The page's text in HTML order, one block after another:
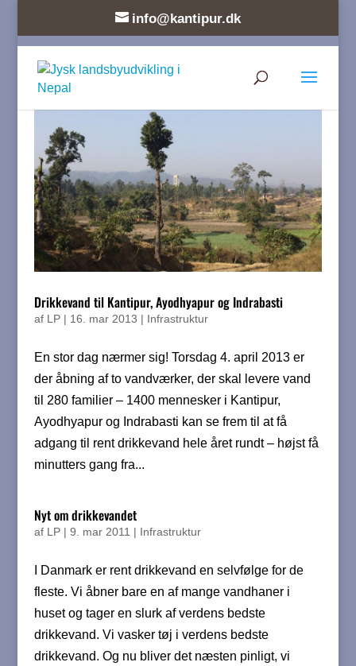
info@kantipur.dk
Drikkevand til Kantipur, Ayodhyapur og Indrabasti
af LP| 16. mar 2013 | Infrastruktur
En stor dag nærmer sig! Torsdag 4. april 2013 er
der åbning af to vandværker, der skal levere vand
til 280 familier – 1400 mennesker i Kantipur,
Ayodhyapur og Indrabasti kan se frem til at få
adgang til rent drikkevand hele året rundt – højst få
minutters gang fra...
Nyt om drikkevandet
af LP| 9. mar 2011 | Infrastruktur
I Danmark er rent drikkevand en selvfølge for de
fleste. Vi åbner bare en af mange vandhaner i
huset og tager en slurk af verdens bedste
drikkevand. Vi vasker tøj i verdens bedste
drikkevand. Og nu bliver det næsten pinligt, vi